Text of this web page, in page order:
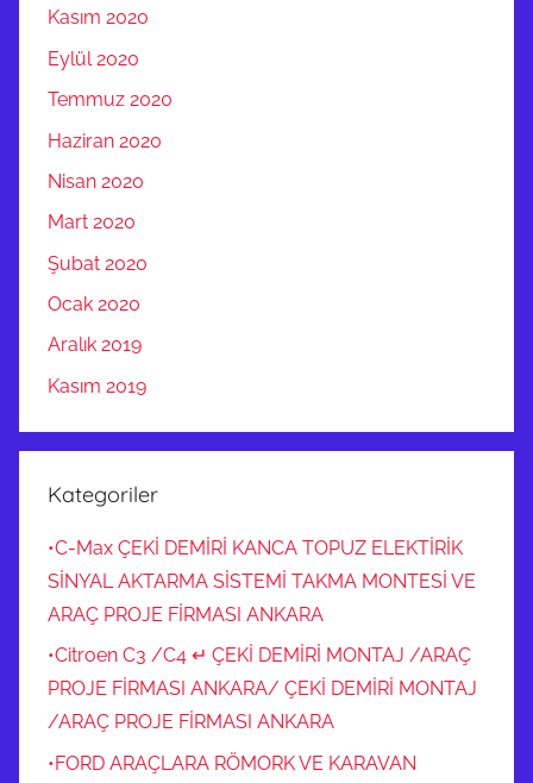
Kasım 2020
Eylül 2020
Temmuz 2020
Haziran 2020
Nisan 2020
Mart 2020
Şubat 2020
Ocak 2020
Aralık 2019
Kasım 2019
Kategoriler
•C-Max ÇEKİ DEMİRİ KANCA TOPUZ ELEKTİRİK
SİNYAL AKTARMA SİSTEMİ TAKMA MONTESİ VE
ARAÇ PROJE FİRMASI ANKARA
•Citroen C3 /C4 ↵ ÇEKİ DEMİRİ MONTAJ /ARAÇ
PROJE FİRMASI ANKARA/ ÇEKİ DEMİRİ MONTAJ
/ARAÇ PROJE FİRMASI ANKARA
•FORD ARAÇLARA RÖMORK VE KARAVAN